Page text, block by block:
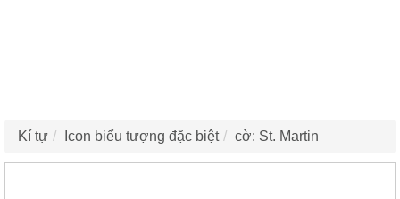
Kí tự Icon biểu tượng đặc biệt cờ: St. Martin